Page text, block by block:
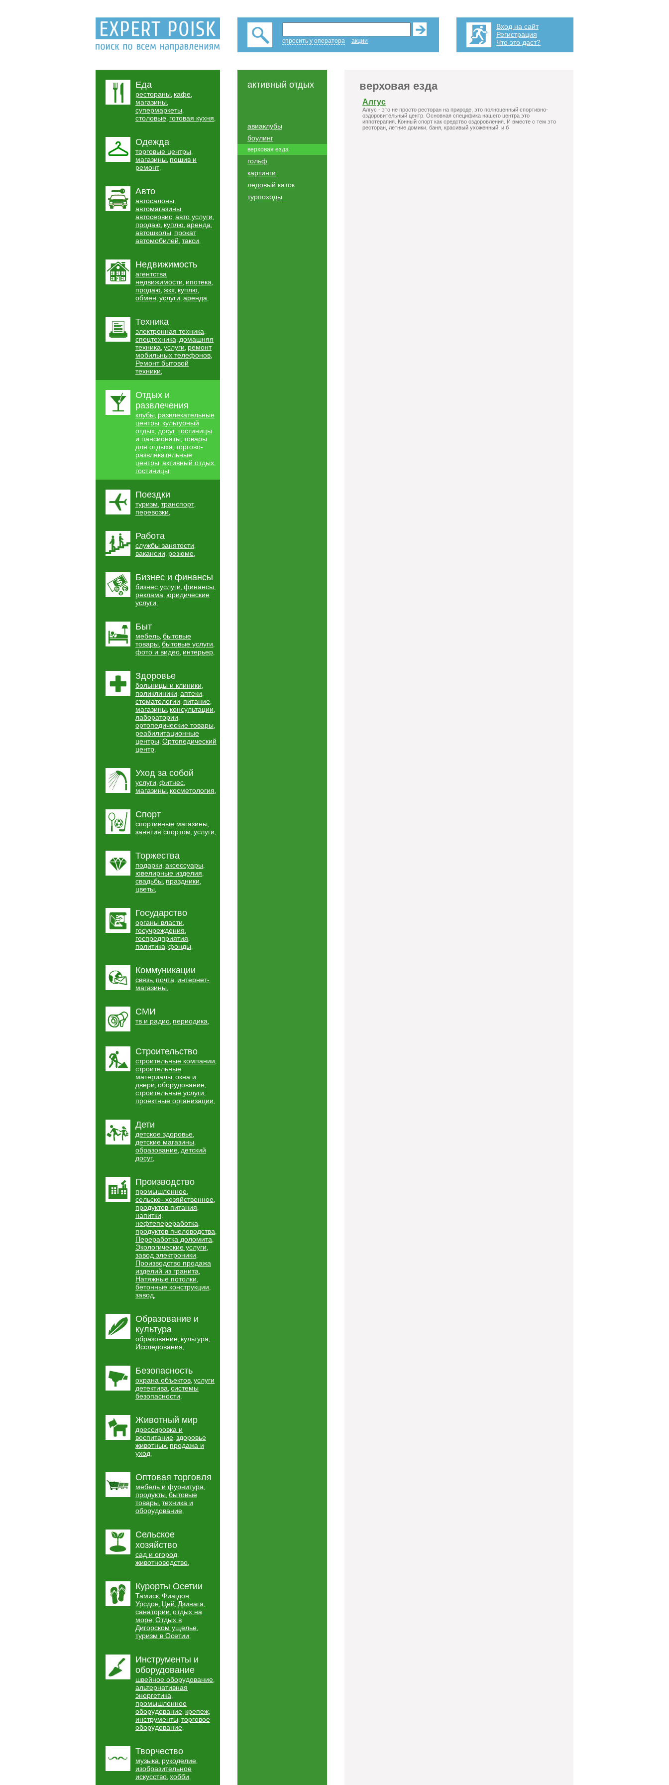
спросить у оператора акции
Вход на сайт
Регистрация
Что это даст?
Еда
рестораны, кафе,
магазины,
супермаркеты,
столовые, готовая кухня,
Одежда
торговые центры,
магазины, пошив и
ремонт,
Авто
автосалоны,
автомагазины,
автосервис, авто услуги,
продаю, куплю, аренда,
автошколы, прокат
автомобилей, такси,
Недвижимость
агентства
недвижимости, ипотека,
продаю, жкх, куплю,
обмен, услуги, аренда,
Техника
электронная техника,
спецтехника, домашняя
техника, услуги, ремонт
мобильных телефонов,
Ремонт бытовой
техники,
Отдых и
развлечения
клубы, развлекательные
центры, культурный
отдых, досуг, гостиницы
и пансионаты, товары
для отдыха, торгово-
развлекательные
центры, активный отдых,
гостиницы,
Поездки
туризм, транспорт,
перевозки,
Работа
службы занятости,
вакансии, резюме,
Бизнес и финансы
бизнес услуги, финансы,
реклама, юридические
услуги,
Быт
мебель, бытовые
товары, бытовые услуги,
фото и видео, интерьер,
Здоровье
больницы и клиники,
поликлиники, аптеки,
стоматологии, питание,
магазины, консультации,
лаборатории,
ортопедические товары,
реабилитационные
центры, Ортопедический
центр,
Уход за собой
услуги, фитнес,
магазины, косметология,
Спорт
спортивные магазины,
занятия спортом, услуги,
Торжества
подарки, аксессуары,
ювелирные изделия,
свадьбы, праздники,
цветы,
Государство
органы власти,
госучреждения,
госпредприятия,
политика, фонды,
Коммуникации
связь, почта, интернет-
магазины,
СМИ
тв и радио, периодика,
Строительство
строительные компании,
строительные
материалы, окна и
двери, оборудование,
строительные услуги,
проектные организации,
Дети
детское здоровье,
детские магазины,
образование, детский
досуг,
Производство
промышленное,
сельско- хозяйственное,
продуктов питания,
напитки,
нефтепереработка,
продуктов пчеловодства,
Переработка доломита,
Экологические услуги,
завод электроники,
Производство продажа
изделий из гранита,
Натяжные потолки,
бетонные конструкции,
завод,
Образование и
культура
образование, культура,
Исследования,
Безопасность
охрана объектов, услуги
детектива, системы
безопасности,
Животный мир
дрессировка и
воспитание, здоровье
животных, продажа и
уход,
Оптовая торговля
мебель и фурнитура,
продукты, бытовые
товары, техника и
оборудование,
Сельское
хозяйство
сад и огород,
животноводство,
Курорты Осетии
Тамиск, Фиагдон,
Урсдон, Цей, Дзинага,
санатории, отдых на
море, Отдых в
Дигорском ущелье,
туризм в Осетии,
Инструменты и
оборудование
швейное оборудование,
альтернативная
энергетика,
промышленное
оборудование, крепеж,
инструменты, торговое
оборудование,
Творчество
музыка, рукоделие,
изобразительное
искусство, хобби,
активный отдых
авиаклубы
боулинг
верховая езда
гольф
картинги
ледовый каток
турпоходы
верховая езда
Алгус
Алгус - это не просто ресторан на природе, это полноценный спортивно-
оздоровительный центр. Основная специфика нашего центра это
иппотерапия. Конный спорт как средство оздоровления. И вместе с тем это
ресторан, летние домики, баня, красивый ухоженный, и б